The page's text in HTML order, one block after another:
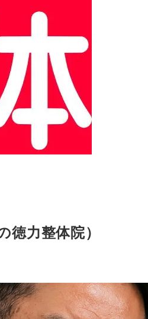
力整体院）